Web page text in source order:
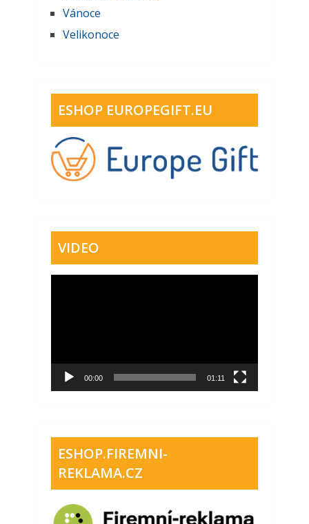
Vánoce
Velikonoce
ESHOP EUROPEGIFT.EU
VIDEO
00:00 01:11
ESHOP.FIREMNI-
REKLAMA.CZ